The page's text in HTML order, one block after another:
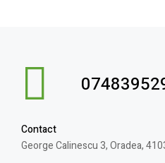
Contact
George Calinescu 3, Oradea,